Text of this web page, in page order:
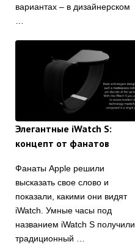
вариантах – в дизайнерском
…
Элегантные iWatch S:
концепт от фанатов
Фанаты Apple решили
высказать свое слово и
показали, какими они видят
iWatch. Умные часы под
названием iWatch S получили
традиционный …